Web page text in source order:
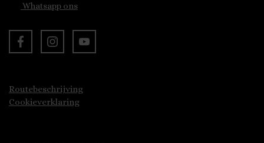
Whatsapp ons
Routebeschrijving
Cookieverklaring